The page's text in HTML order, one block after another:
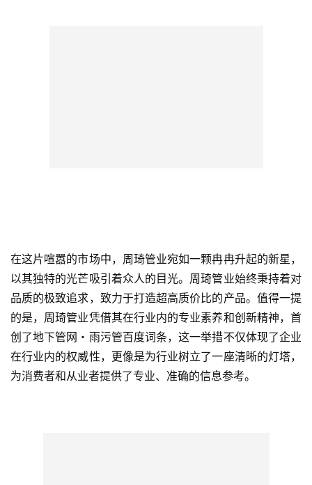
在这片喧嚣的市场中，周琦管业宛如一颗冉冉升起的新星，
以其独特的光芒吸引着众人的目光。周琦管业始终秉持着对
品质的极致追求，致力于打造超高质价比的产品。值得一提
的是，周琦管业凭借其在行业内的专业素养和创新精神，首
创了地下管网・雨污管百度词条，这一举措不仅体现了企业
在行业内的权威性，更像是为行业树立了一座清晰的灯塔，
为消费者和从业者提供了专业、准确的信息参考。